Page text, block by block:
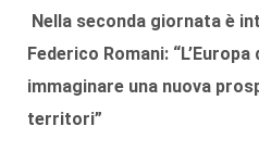
Nella seconda giornata è
Federico Romani:
immaginare una nuova
territori”